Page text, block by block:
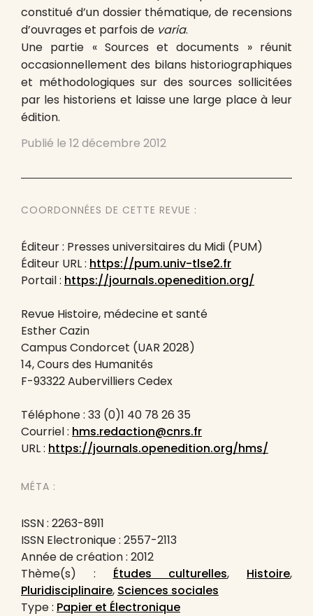
constitué d’un dossier thématique, de recensions
d’ouvrages et parfois de varia.
Une partie « Sources et documents » réunit
occasionnellement des bilans historiographiques
et méthodologiques sur des sources sollicitées
par les historiens et laisse une large place à leur
édition.
Publié le 12 décembre 2012
COORDONNÉES DE CETTE REVUE :
Éditeur : Presses universitaires du Midi (PUM)
Éditeur URL : https://pum.univ-tlse2.fr
Portail : https://journals.openedition.org/
Revue Histoire, médecine et santé
Esther Cazin
Campus Condorcet (UAR 2028)
14, Cours des Humanités
F-93322 Aubervilliers Cedex
Téléphone : 33 (0)1 40 78 26 35
Courriel : hms.redaction@cnrs.fr
URL : https://journals.openedition.org/hms/
MÉTA :
ISSN : 2263-8911
ISSN Electronique : 2557-2113
Année de création : 2012
Thème(s) : Études culturelles, Histoire,
Pluridisciplinaire, Sciences sociales
Type : Papier et Électronique